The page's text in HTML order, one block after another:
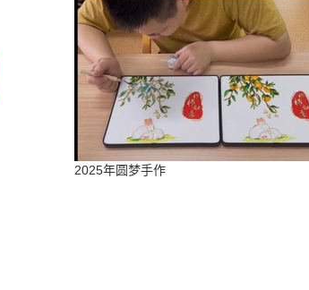
2025年圆梦手作